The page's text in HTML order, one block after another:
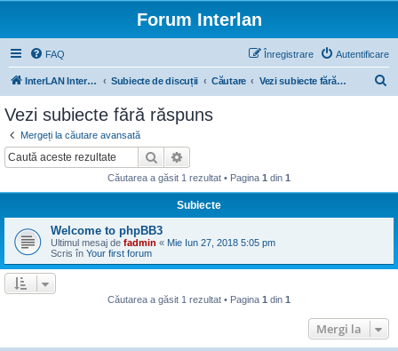
Forum Interlan
FAQ Autentificare
Înregistrare
InterLAN Internet Exchange Subiecte de discuții Căutare Vezi subiecte fără răspuns
Vezi subiecte fără răspuns
Mergeți la căutare avansată
Căutare
Căutarea a găsit 1 rezultat • Pagina 1 din 1
Subiecte
Welcome to phpBB3
Ultimul mesaj de fadmin « Mie Iun 27, 2018 5:05 pm
Scris în Your first forum
Căutarea a găsit 1 rezultat • Pagina 1 din 1
Mergi la